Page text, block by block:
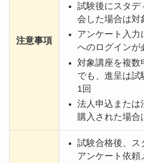
注意事項
試験後にスタデ
会した場合は対
アンケート入力
へのログインが
対象講座を複数
でも、進呈は試
1回
法人申込または
購入された場合
試験合格後、ス
アンケート依頼